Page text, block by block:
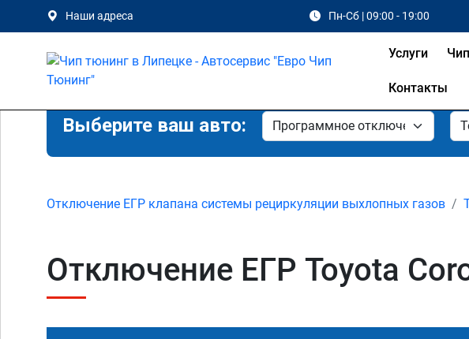
Наши адреса Пн-Сб | 09:00 - 19:00
Услуги
Контакты
Выберите ваш авто:
Отключение ЕГР клапана системы рециркуляции выхлопных газов
Отключение ЕГР Toyota